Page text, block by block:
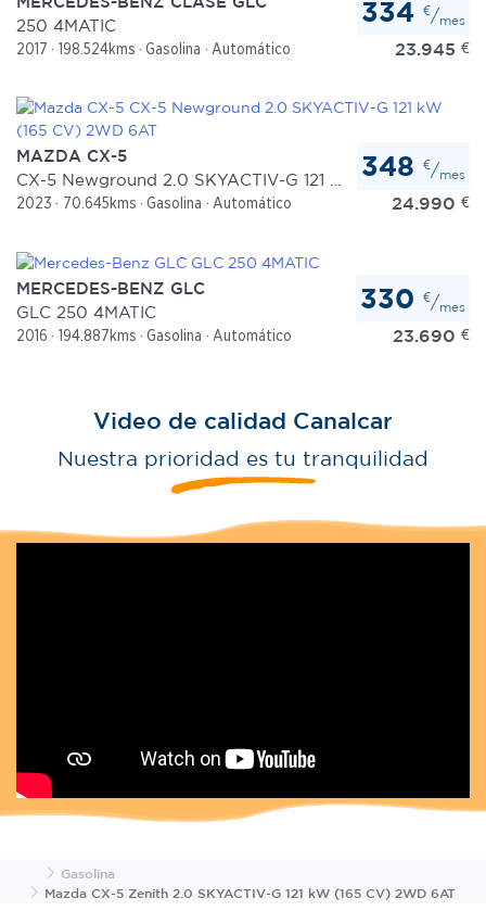
250 4MATIC
2017 198.524kms Gasolina Automático 23.945 €
334 €/mes
MAZDA CX-5
2023 70.645kms Gasolina Automático 24.990 €
348 €/mes
MERCEDES-BENZ GLC
GLC 250 4MATIC
2016 194.887kms Gasolina Automático 23.690 €
330 €/mes
Video de calidad Canalcar
Nuestra prioridad es tu tranquilidad
InicioGasolina
Mazda CX-5 Zenith 2.0 SKYACTIV-G 121 kW (165 CV) 2WD 6AT